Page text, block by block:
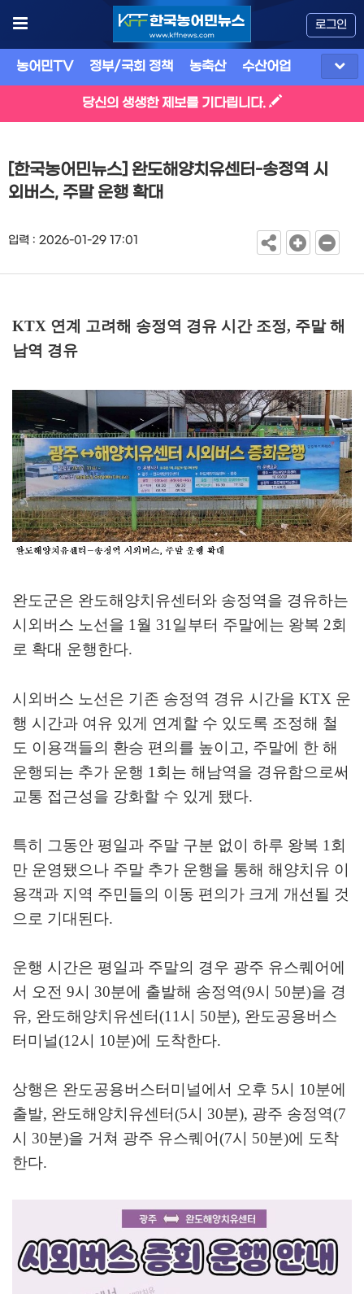
로그인
농어민TV 정부/국회 정책 농축산 수산어업
당신의 생생한 제보를 기다립니다.
[한국농어민뉴스] 완도해양치유센터-송정역 시
외버스, 주말 운행 확대
입력 : 2026-01-29 17:01
KTX 연계 고려해 송정역 경유 시간 조정, 주말 해
남역 경유
완도군은 완도해양치유센터와 송정역을 경유하는
시외버스 노선을 1 월 31 일부터 주말에는 왕복 2회
로 확대 운행한다.
시외버스 노선은 기존 송정역 경유 시간을 KTX 운
행 시간과 여유 있게 연계할 수 있도록 조정해 철
도 이용객들의 환승 편의를 높이고, 주말에 한 해
운행되는 추가 운행 1 회는 해남역을 경유함으로써
교통 접근성을 강화할 수 있게 됐다.
특히 그동안 평일과 주말 구분 없이 하루 왕복 1 회
만 운영됐으나 주말 추가 운행을 통해 해양치유 이
용객과 지역 주민들의 이동 편의가 크게 개선될 것
으로 기대된다.
운행 시간은 평일과 주말의 경우 광주 유스퀘어에
서 오전 9시 30분에 출발해 송정역(9시 50분)을 경
유, 완도해양치유센터(11 시 50분), 완도공용버스
터미널(12시 10분)에 도착한다.
상행은 완도공용버스터미널에서 오후 5시 10분에
출발, 완도해양치유센터(5시 30분), 광주 송정역(7
시 30분)을 거쳐 광주 유스퀘어(7시 50분)에 도착
한다.